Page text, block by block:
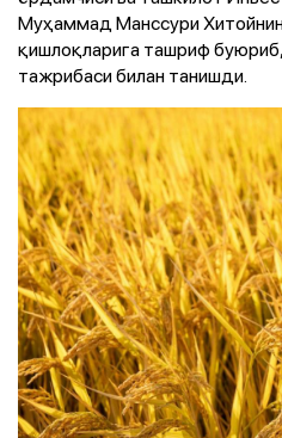
Муҳаммад Манссури
қишлоқларига ташриф
тажрибаси билан танишди.